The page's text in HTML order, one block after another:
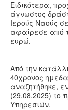
Ειδικότερα,
άγνωστος
Ιερούς Ναούς
αφαίρεσε από
ευρώ.
Από την
40χρονος
αναζητήθηκε,
(29.08.2025) το
Υπηρεσιών.